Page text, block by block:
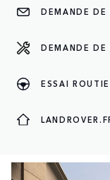
DEMANDE DE
DEMANDE DE
ESSAI
LE